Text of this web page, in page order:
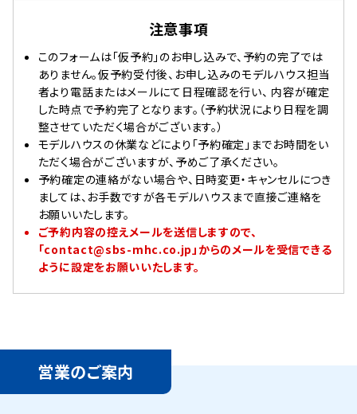
注意事項
このフォームは「仮予約」のお申し込みで、予約の完了では
ありません。仮予約受付後、お申し込みのモデルハウス担当
者より電話またはメールにて日程確認を行い、 内容が確定
した時点で予約完了となります。（予約状況により日程を調
整させていただく場合がございます。）
モデルハウスの休業などにより「予約確定」までお時間をい
ただく場合がございますが、予めご了承ください。
予約確定の連絡がない場合や、日時変更・キャンセルにつき
ましては、お手数ですが各モデルハウスまで直接ご連絡を
お願いいたします。
ご予約内容の控えメールを送信しますので、
「contact@sbs-mhc.co.jp」からのメールを受信できる
ように設定をお願いいたします。
営業のご案内